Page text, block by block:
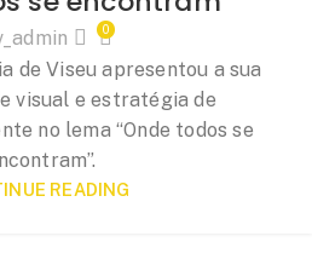
0
de Viseu apresentou a sua
visual e estratégia de
no lema “Onde todos se
READING